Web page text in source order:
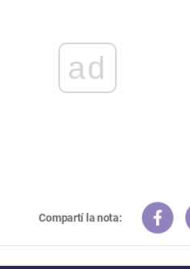
ad
Compartí la nota: